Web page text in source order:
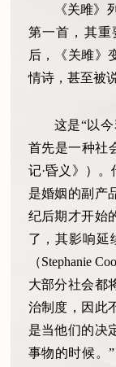
《关雎》
第一首，其
后，《关雎》
情诗，甚至被
这是“以
首先是一种社
记·昏义》）
是婚姻的副产
纪后期才开始
了，其影响延
（Stephanie
大部分社会都
治制度，因此
是当他们的决
事物的时候。